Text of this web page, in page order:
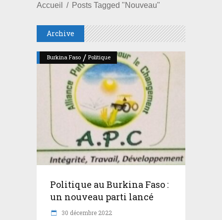
Accueil Posts Tagged "Nouveau"
Archive
Burkina Faso / Politique
Politique au Burkina Faso :
un nouveau parti lancé
30 décembre 2022